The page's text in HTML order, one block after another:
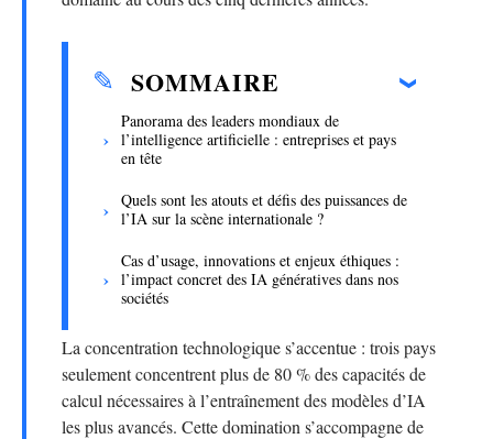
SOMMAIRE
Panorama des leaders mondiaux de
l’intelligence artificielle : entreprises et pays
en tête
Quels sont les atouts et défis des puissances de
l’IA sur la scène internationale ?
Cas d’usage, innovations et enjeux éthiques :
l’impact concret des IA génératives dans nos
sociétés
La concentration technologique s’accentue : trois pays
seulement concentrent plus de 80 % des capacités de
calcul nécessaires à l’entraînement des modèles d’IA
les plus avancés. Cette domination s’accompagne de